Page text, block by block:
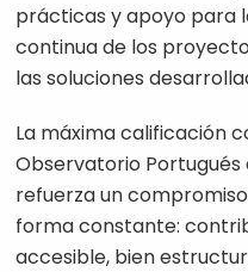
prácticas y apoyo para
continua de los
las soluciones
La máxima calificación
Observatorio Portugués
refuerza un
forma constante:
accesible, bien